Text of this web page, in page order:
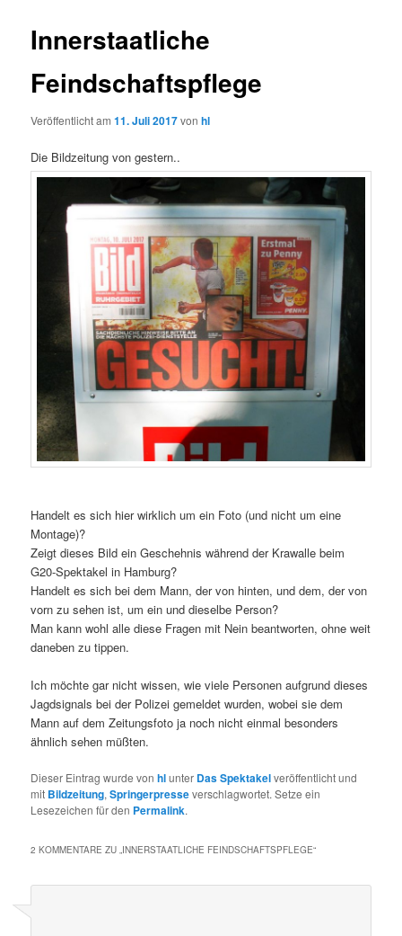
Innerstaatliche
Feindschaftspflege
Veröffentlicht am11. Juli 2017vonhl
Die Bildzeitung von gestern..
Handelt es sich hier wirklich um ein Foto (und nicht um eine
Montage)?
Zeigt dieses Bild ein Geschehnis während der Krawalle beim
G20-Spektakel in Hamburg?
Handelt es sich bei dem Mann, der von hinten, und dem, der von
vorn zu sehen ist, um ein und dieselbe Person?
Man kann wohl alle diese Fragen mit Nein beantworten, ohne weit
daneben zu tippen.
Ich möchte gar nicht wissen, wie viele Personen aufgrund dieses
Jagdsignals bei der Polizei gemeldet wurden, wobei sie dem
Mann auf dem Zeitungsfoto ja noch nicht einmal besonders
ähnlich sehen müßten.
Dieser Eintrag wurde vonhlunter Das Spektakelveröffentlicht und
mit Bildzeitung,Springerpresseverschlagwortet. Setze ein
Lesezeichen für den Permalink.
2 KOMMENTARE ZU „ INNERSTAATLICHE FEINDSCHAFTSPFLEGE“